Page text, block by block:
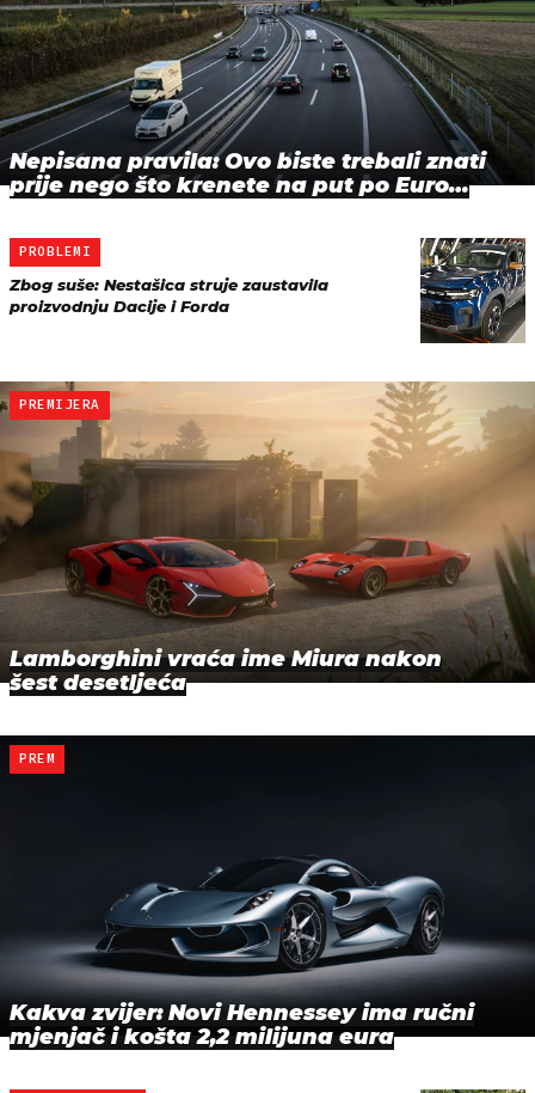
Nepisana pravila: Ovo biste trebali znati
prije nego što krenete na put po Euro…
PROBLEMI
Zbog suše: Nestašica struje zaustavila
proizvodnju Dacije i Forda
PREMIJERA
Lamborghini vraća ime Miura nakon
šest desetljeća
PREM
Kakva zvijer: Novi Hennessey ima ručni
mjenjač i košta 2,2 milijuna eura